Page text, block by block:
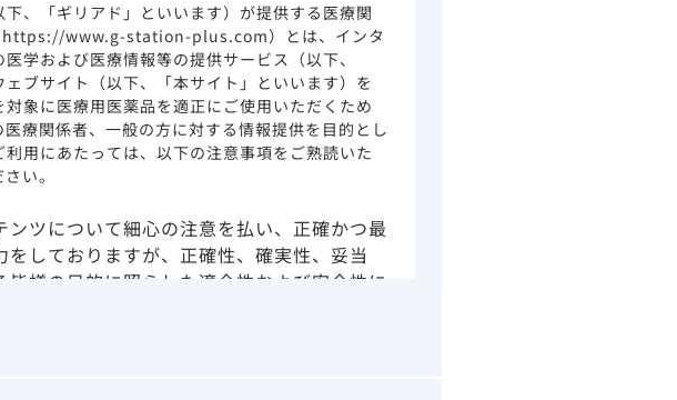
、「ギリアド」といいます）が提供する医療関
https://www.g-station-plus.com）とは、インタ
学および医療情報等の提供サービス（以下、
ェブサイト（以下、「本サイト」といいます）を
象に医療用医薬品を適正にご使用いただくため
療関係者、一般の方に対する情報提供を目的とし
用にあたっては、以下の注意事項をご熟読いた
い。
ツについて細心の注意を払い、正確かつ最
しておりますが、正確性、確実性、妥当
様の目的に照らした適合性および安全性に
できなかったことより生じる損害について